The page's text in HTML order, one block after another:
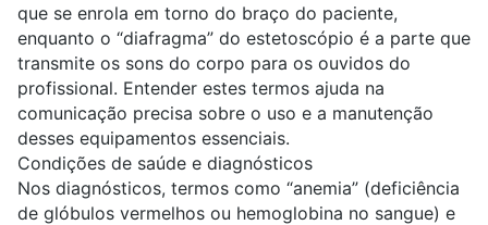
que se enrola em torno do braço do paciente,
enquanto o “diafragma” do estetoscópio é a parte que
transmite os sons do corpo para os ouvidos do
profissional. Entender estes termos ajuda na
comunicação precisa sobre o uso e a manutenção
desses equipamentos essenciais.
Condições de saúde e diagnósticos
Nos diagnósticos, termos como “anemia” (deficiência
de glóbulos vermelhos ou hemoglobina no sangue) e